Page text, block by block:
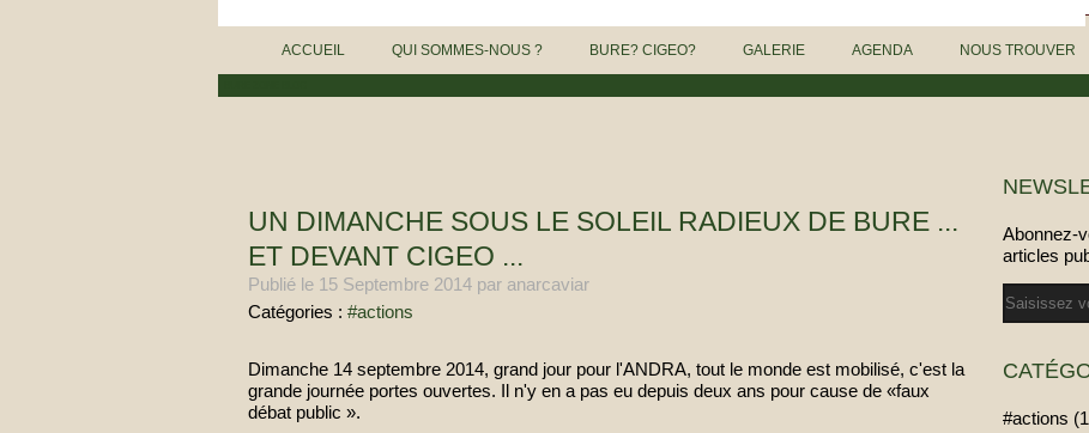
ACCUEIL QUI SOMMES-NOUS ? BURE? CIGEO? GALERIE AGENDA NOUS TROUVER
UN DIMANCHE SOUS LE SOLEIL RADIEUX DE BURE ...
ET DEVANT CIGEO ...
Publié le 15 Septembre 2014 par anarcaviar
Catégories : #actions
Dimanche 14 septembre 2014, grand jour pour l'ANDRA, tout le monde est mobilisé, c'est la
grande journée portes ouvertes. Il n'y en a pas eu depuis deux ans pour cause de «faux
débat public ».
Abonnez-
articles
Email
#actions